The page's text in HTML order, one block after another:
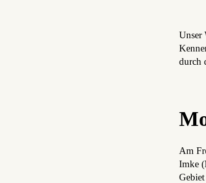
Unser
durch
Am
Imke